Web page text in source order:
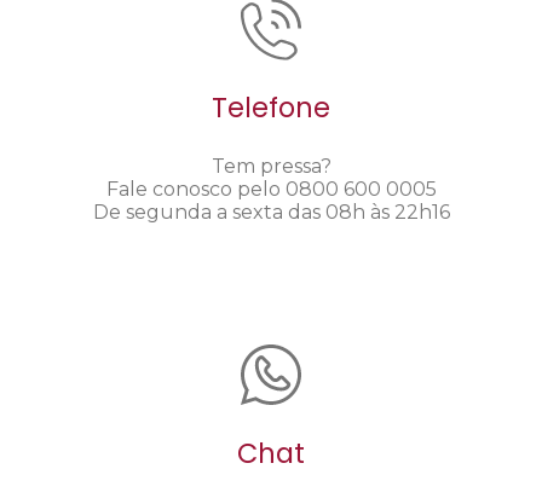
Telefone
Tem pressa?
Fale conosco pelo 0800 600 0005
De segunda a sexta das 08h às 22h16
Chat